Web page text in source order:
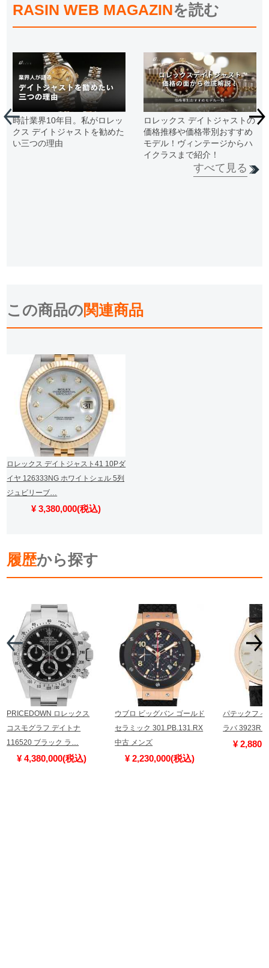
RASIN WEB MAGAZINを読む
時計業界10年目。私がロレッ
クス デイトジャストを勧めた
い三つの理由
ロレックス デイトジャストの
価格推移や価格帯別おすすめ
モデル！ヴィンテージからハ
イクラスまで紹介！
すべて見る
この商品の関連商品
ロレックス デイトジャスト41 10Pダ
イヤ 126333NG ホワイトシェル 5列
ジュビリーブ…
¥ 3,380,000(税込)
履歴から探す
PRICEDOWN ロレックス
コスモグラフ デイトナ
116520 ブラック ラ…
¥ 4,380,000(税込)
ウブロ ビッグバン ゴールド
セラミック 301.PB.131.RX
中古 メンズ
¥ 2,230,000(税込)
パテックフィ
ラバ 3923R
¥